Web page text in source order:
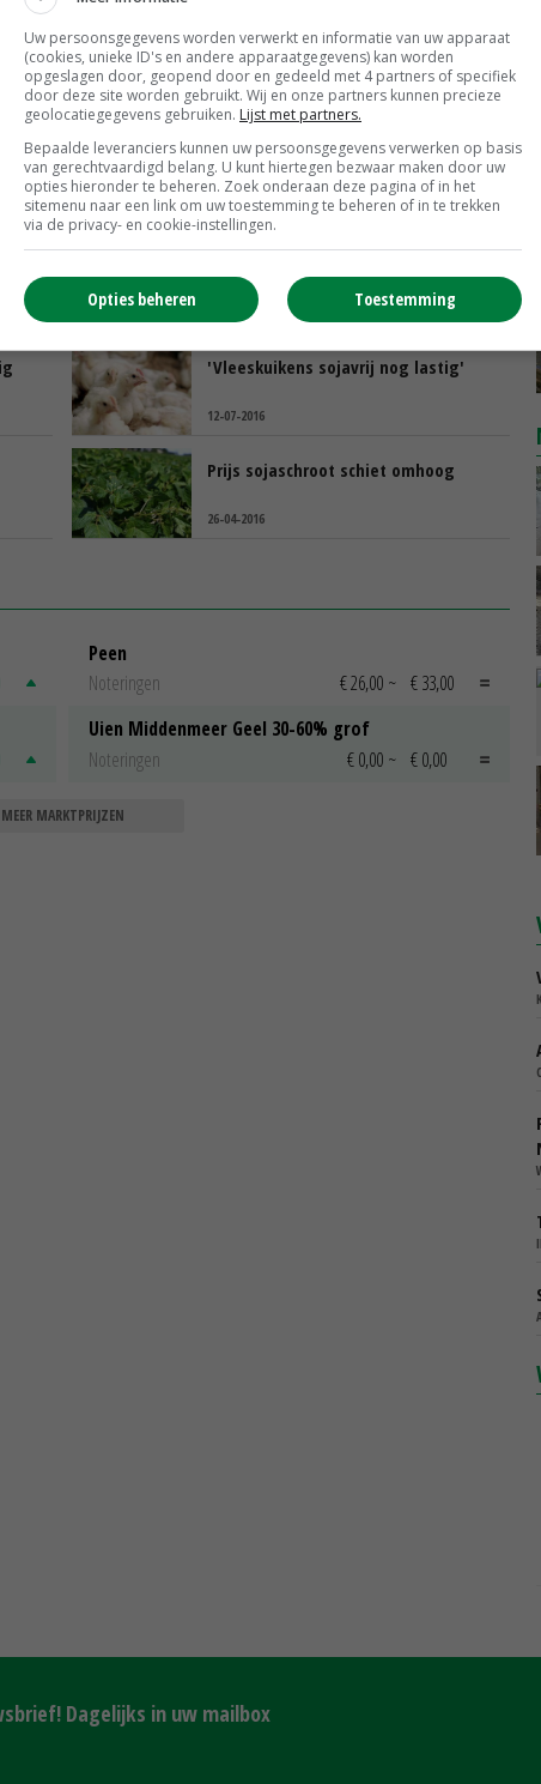
door GLB
24-08-2016
'Vleeskuikens sojavrij nog lastig'
12-07-2016
Prijs sojaschroot schiet omhoog
26-04-2016
Peen
Noteringen
€ 26,00 ~ € 33,00
Uien Middenmeer Geel 30-60% grof
Noteringen
€ 0,00 ~ € 0,00
MEER MARKTPRIJZEN
Dagelijks in uw mailbox
Uw persoonsgegevens worden verwerkt en informatie van uw apparaat
(cookies, unieke ID's en andere apparaatgegevens) kan worden
opgeslagen door, geopend door en gedeeld met 4 partners of specifiek
door deze site worden gebruikt. Wij en onze partners kunnen precieze
geolocatiegegevens gebruiken. Lijst met partners.
Bepaalde leveranciers kunnen uw persoonsgegevens verwerken op basis
van gerechtvaardigd belang. U kunt hiertegen bezwaar maken door uw
opties hieronder te beheren. Zoek onderaan deze pagina of in het
sitemenu naar een link om uw toestemming te beheren of in te trekken
via de privacy- en cookie-instellingen.
Toestemming
Opties beheren